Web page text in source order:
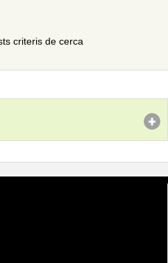
criteris de cerca